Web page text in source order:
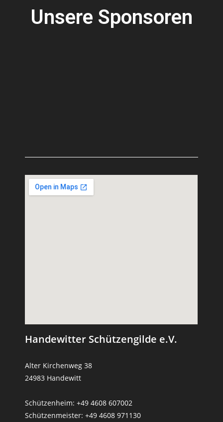
Unsere Sponsoren
Handewitter Schützengilde e.V.
Alter Kirchenweg 38
24983 Handewitt
Schützenheim: +49 4608 607002
Schützenmeister: +49 4608 971130